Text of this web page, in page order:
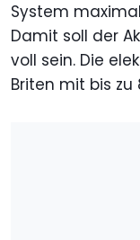
System
Damit soll der
voll sein. Die
Briten mit bis zu